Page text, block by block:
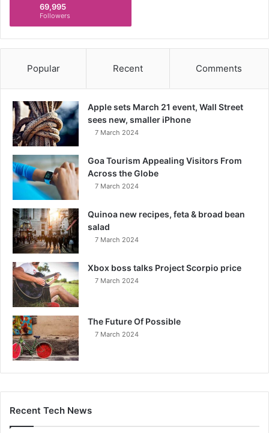
69,995
Followers
Popular Recent Comments
Apple sets March 21 event, Wall Street
sees new, smaller iPhone
7 March 2024
Goa Tourism Appealing Visitors From
Across the Globe
7 March 2024
Quinoa new recipes, feta & broad bean
salad
7 March 2024
Xbox boss talks Project Scorpio price
7 March 2024
The Future Of Possible
7 March 2024
Recent Tech News